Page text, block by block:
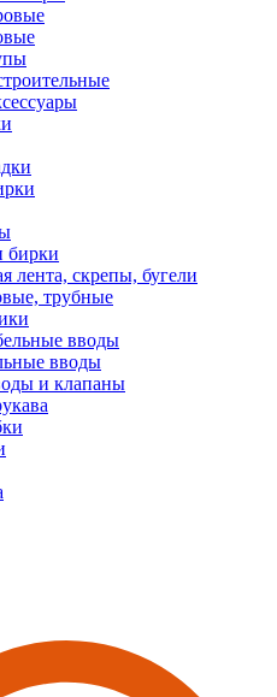
бирки
лента, скрепы, бугели
трубные
вводы
вводы
и клапаны